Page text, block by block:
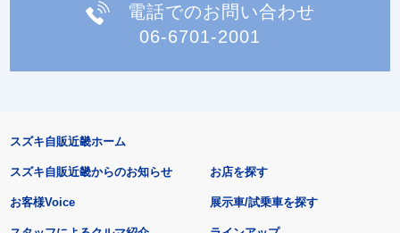
電話でのお問い合わせ
06-6701-2001
スズキ自販近畿ホーム
スズキ自販近畿からのお知らせ
お客様Voice
お店を探す
展示車/試乗車を探す